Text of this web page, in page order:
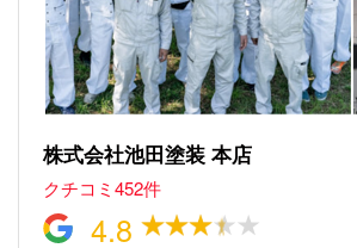
株式会社池田塗装 本店
クチコミ452件
4.8